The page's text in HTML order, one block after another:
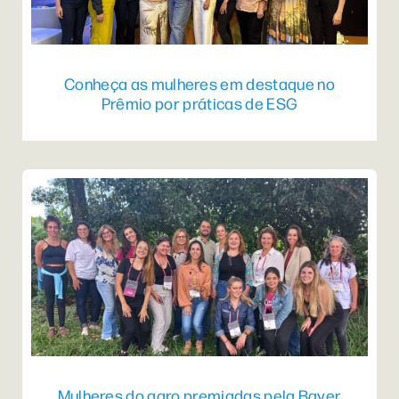
Conheça as mulheres em destaque no
Prêmio por práticas de ESG